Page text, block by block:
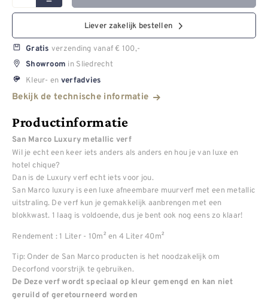
Liever zakelijk bestellen
Gratis verzending vanaf € 100,-
Showroom in Sliedrecht
Kleur- en verfadvies
Bekijk de technische informatie
Productinformatie
San Marco Luxury metallic verf
Wil je echt een keer iets anders als anders en hou je van luxe en
hotel chique?
Dan is de Luxury verf echt iets voor jou.
San Marco luxury is een luxe afneembare muurverf met een metallic
uitstraling. De verf kun je gemakkelijk aanbrengen met een
blokkwast. 1 laag is voldoende, dus je bent ook nog eens zo klaar!
Rendement : 1 Liter - 10m² en 4 Liter 40m²
Tip: Onder de San Marco producten is het noodzakelijk om
Decorfond voorstrijk te gebruiken.
De Deze verf wordt speciaal op kleur gemengd en kan niet
geruild of geretourneerd worden